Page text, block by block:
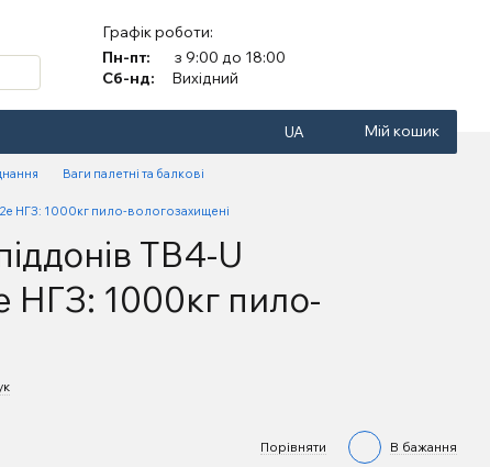
Графік роботи:
Пн-пт:
з 9:00 до 18:00
Сб-нд:
Вихідний
UA Мій кошик
Ваги палетні та балкові
НГЗ: 1000кг пило-вологозахищені
TB4-U
НГЗ: 1000кг пило-
Порівняти В бажання